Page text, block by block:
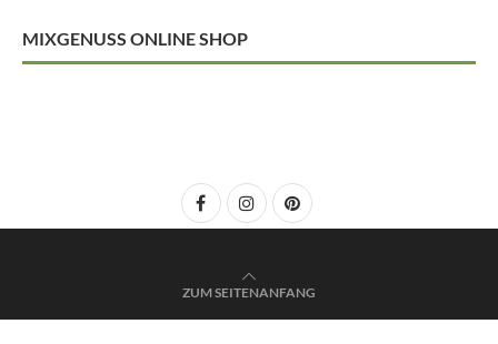
MIXGENUSS ONLINE SHOP
ZUM SEITENANFANG